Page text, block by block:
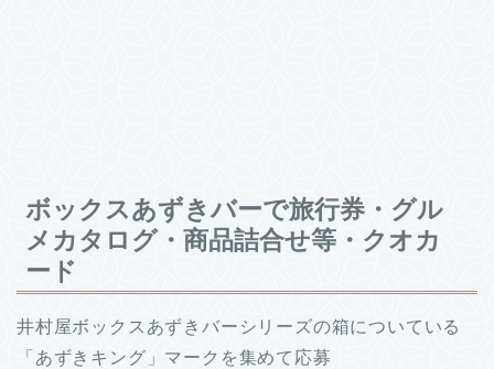
ボックスあずきバーで旅行券・グル
メカタログ・商品詰合せ等・クオカ
ード
井村屋ボックスあずきバーシリーズの箱についている
「あずきキング」マークを集めて応募